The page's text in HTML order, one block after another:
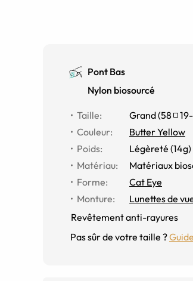
Pont Bas
Nylon biosourcé
Taille: Grand(58 19-
Couleur:
Butter Yellow
Poids:
Légèreté (14g)
Matériau: Matériaux
Forme:
Cat Eye
Monture:
Lunettes de
Revêtement anti-rayures
Pas sûr de votre taille ?